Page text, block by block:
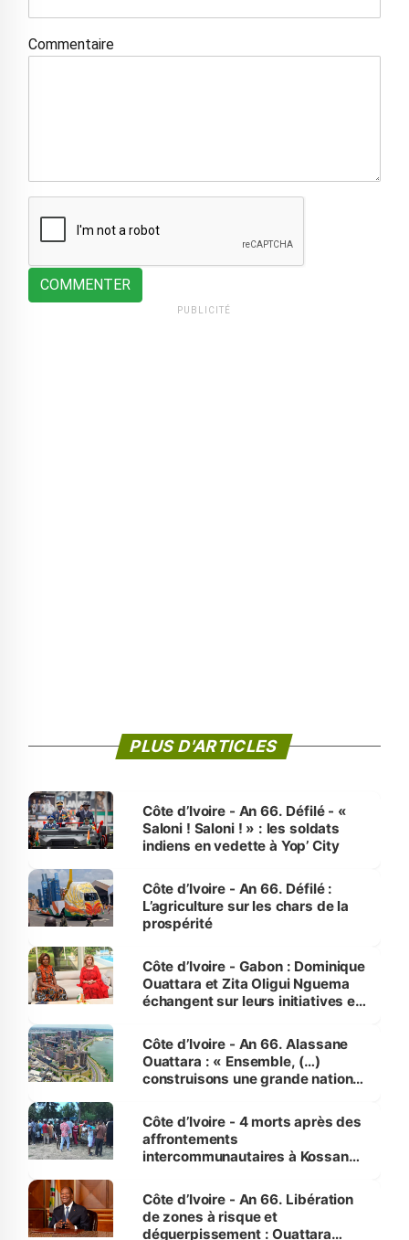
Commentaire
COMMENTER
PUBLICITÉ
PLUS D'ARTICLES
Côte d’Ivoire - An 66. Défilé - «
Saloni ! Saloni ! » : les soldats
indiens en vedette à Yop’ City
Côte d’Ivoire - An 66. Défilé :
L’agriculture sur les chars de la
prospérité
Côte d’Ivoire - Gabon : Dominique
Ouattara et Zita Oligui Nguema
échangent sur leurs initiatives en
enfants
Côte d’Ivoire - An 66. Alassane
Ouattara : « Ensemble, (…)
construisons une grande nation
générations futures »
Côte d’Ivoire - 4 morts après des
affrontements
intercommunautaires à Kossandji
milieu des sinistrés
Côte d’Ivoire - An 66. Libération
de zones à risque et
déguerpissement : Ouattara